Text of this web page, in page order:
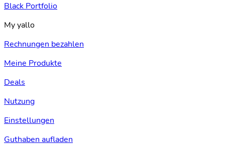
Black Portfolio
My yallo
Rechnungen bezahlen
Meine Produkte
Deals
Nutzung
Einstellungen
Guthaben aufladen